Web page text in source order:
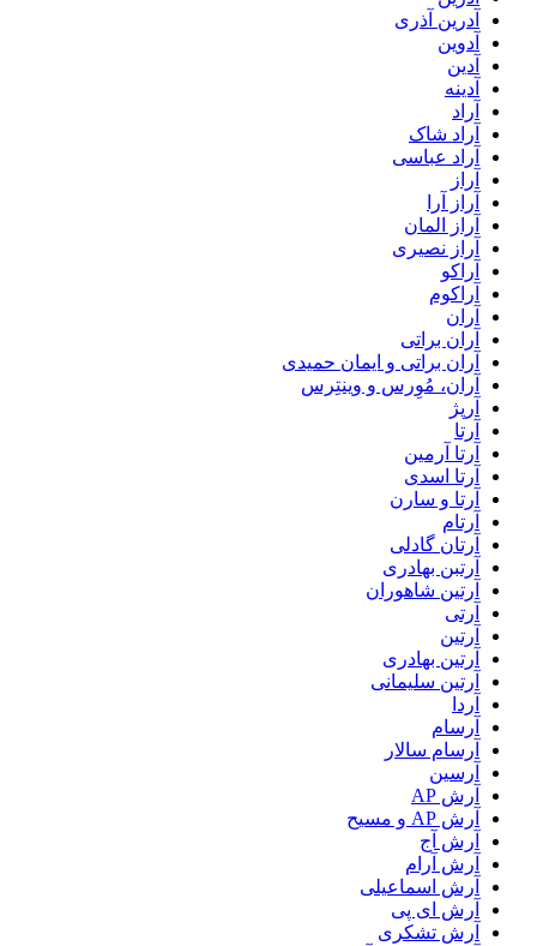
آدرین آذری
آدوین
آدین
آدینه
آراد
آراد شاک
آراد عباسی
آراز
آراز آرا
آراز المان
آراز نصیری
آراکو
آراکوم
آران
آران براتی
آران براتی و ایمان حمیدی
آران، مُوِرس و وینتِرس
آرپژ
آرتا
آرتا آرمین
آرتا اسدی
آرتا و سارن
آرتام
آرتان گادلی
آرتبن بهادری
آرتين شاهوران
آرتی
آرتین
آرتین بهادری
آرتین سلیمانی
آردا
آرسام
آرسام سالار
آرسین
آرش AP
آرش AP و مسیح
آرش آج
آرش آرام
آرش اسماعیلی
آرش ای پی
آرش تشکری